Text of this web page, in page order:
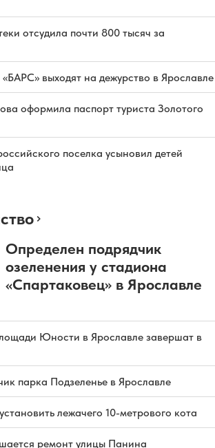
отсудила почти 800 тысяч за
«БАРС» выходят на дежурство в Ярославле
оформила паспорт туриста Золотого
поселка усыновил детей
Определен подрядчик
озеленения у стадиона
«Спартаковец» в Ярославле
Юности в Ярославле завершат в
парка Подзеленье в Ярославле
лежачего 10-метрового кота
ремонт улицы Панина